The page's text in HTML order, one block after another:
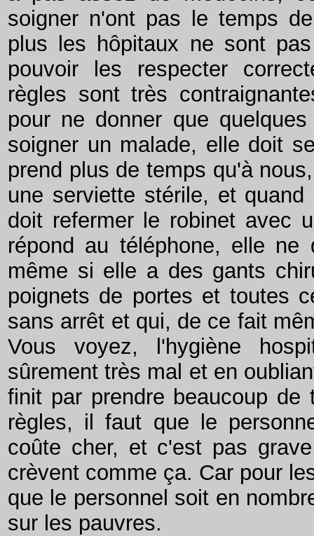
soigner n'ont pas le temps
plus les hôpitaux ne sont
pouvoir les respecter
règles sont très
pour ne donner que
soigner un malade, elle doit
prend plus de temps qu'à
une serviette stérile, et
doit refermer le robinet avec
répond au téléphone, elle
même si elle a des gants
poignets de portes et toutes
sans arrêt et qui, de ce fait
Vous voyez, l'hygiène
sûrement très mal et en
finit par prendre beaucoup
règles, il faut que le
coûte cher, et c'est pas
crèvent comme ça. Car pour
que le personnel soit en
sur les pauvres.